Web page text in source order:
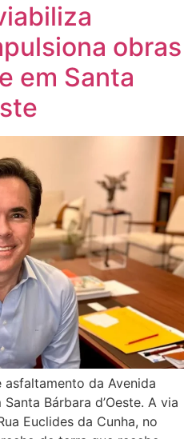
obras
em Santa
da Avenida
Bárbara d’Oeste. A via
Euclides da Cunha, no